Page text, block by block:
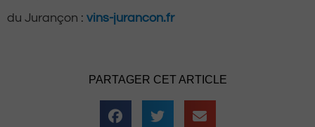
du Jurançon : vins-jurancon.fr
PARTAGER CET ARTICLE